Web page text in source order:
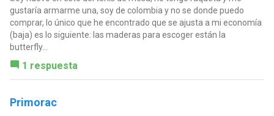
gustaría armarme una, soy de colombia y no se donde puedo
comprar, lo único que he encontrado que se ajusta a mi economía
(baja) es lo siguiente: las maderas para escoger están la
butterfly...
1 respuesta
Primorac